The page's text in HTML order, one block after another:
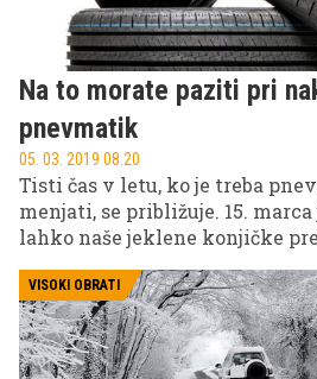
Na to morate paziti pri
pnevmatik
05. 03. 2019 08.20
Tisti čas v letu, ko je treba
menjati, se približuje. 15.
lahko naše jeklene konjičke
marec tako zavezujoč kot 15.
slednjem datumu namreč
zimsko opremo, spomladi pa to
pa moramo paziti, ko naše
VISOKI OBRATI